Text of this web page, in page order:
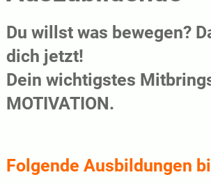
Du willst was bewegen?
dich jetzt!
Dein wichtigstes
MOTIVATION.
Folgende Ausbildungen